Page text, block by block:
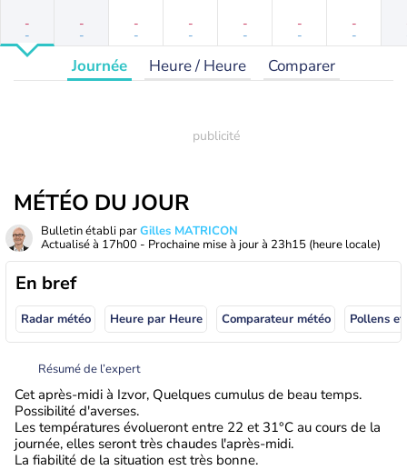
-
-
-
-
-
-
-
-
-
-
-
-
-
-
Journée Heure / Heure Comparer
MÉTÉO DU JOUR
Bulletin établi parGilles MATRICON
Actualisé à 17h00 - Prochaine mise à jour à 23h15 (heure locale)
En bref
Radar météo Heure par Heure Comparateur météo Pollens
Résumé de l’expert
Cet après-midi à Izvor, Quelques cumulus de beau temps.
Possibilité d'averses.
Les températures évolueront entre 22 et 31°C au cours de la
journée, elles seront très chaudes l'après-midi.
La fiabilité de la situation est très bonne.